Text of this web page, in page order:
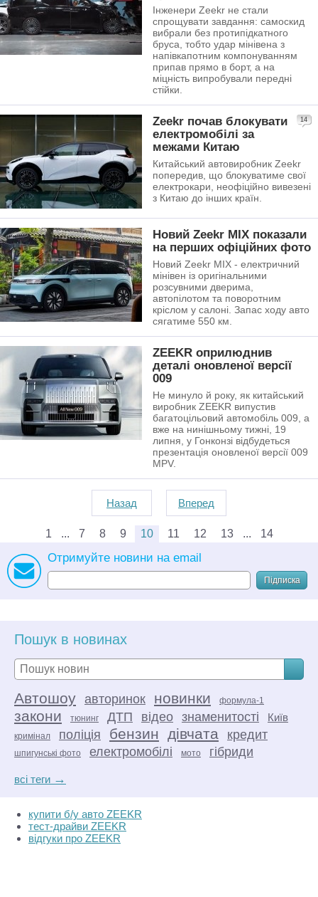
Інженери Zeekr не стали
спрощувати завдання: самоскид
вибрали без протипідкатного
бруса, тобто удар мінівена з
напівкапотним компонуванням
припав прямо в борт, а на
міцність випробували передні
стійки.
14
Zeekr почав блокувати
електромобілі за
межами Китаю
Китайський автовиробник Zeekr
попередив, що блокуватиме свої
електрокари, неофіційно вивезені
з Китаю до інших країн.
Новий Zeekr MIX показали
на перших офіційних фото
Новий Zeekr MIX - електричний
мінівен із оригінальними
розсувними дверима,
автопілотом та поворотним
кріслом у салоні. Запас ходу авто
сягатиме 550 км.
ZEEKR оприлюднив
деталі оновленої версії
009
Не минуло й року, як китайський
виробник ZEEKR випустив
багатоцільовий автомобіль 009, а
вже на нинішньому тижні, 19
липня, у Гонконзі відбудеться
презентація оновленої версії 009
MPV.
Назад Вперед
1 7 8 9 10 11 12 13 14
Отримуйте новини на email
Підписка
Пошук в новинах
Автошоу авторинок новинки формула-1
закони тюнинг ДТП відео знаменитості Київ
кримінал поліція бензин дівчата кредит
шпигунські фото електромобілі мото гібриди
всі теги →
купити б/у авто ZEEKR
тест-драйви ZEEKR
відгуки про ZEEKR